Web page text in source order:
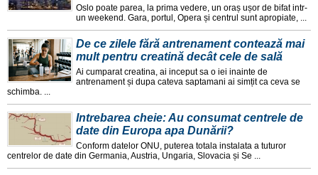
Oslo poate parea, la prima vedere, un oraș ușor de bifat intr-
un weekend. Gara, portul, Opera și centrul sunt apropiate, ...
De ce zilele fără antrenament contează mai
mult pentru creatină decât cele de sală
Ai cumparat creatina, ai inceput sa o iei inainte de
antrenament și dupa cateva saptamani ai simțit ca ceva se
schimba. ...
Intrebarea cheie: Au consumat centrele de
date din Europa apa Dunării?
Conform datelor ONU, puterea totala instalata a tuturor
centrelor de date din Germania, Austria, Ungaria, Slovacia și Se ...